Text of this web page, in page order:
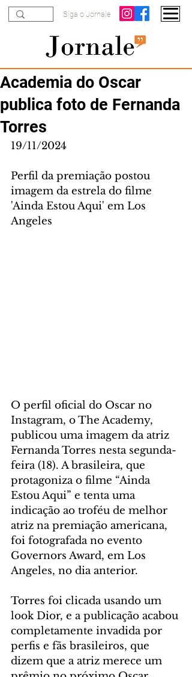
Siga o Jornale
Academia do Oscar
publica foto de Fernanda
Torres
19/11/2024
Perfil da premiação postou
imagem da estrela do filme
'Ainda Estou Aqui' em Los
Angeles
O perfil oficial do Oscar no
Instagram, o The Academy,
publicou uma imagem da atriz
Fernanda Torres nesta segunda-
feira (18). A brasileira, que
protagoniza o filme “Ainda
Estou Aqui” e tenta uma
indicação ao troféu de melhor
atriz na premiação americana,
foi fotografada no evento
Governors Award, em Los
Angeles, no dia anterior.
Torres foi clicada usando um
look Dior, e a publicação acabou
completamente invadida por
perfis e fãs brasileiros, que
dizem que a atriz merece um